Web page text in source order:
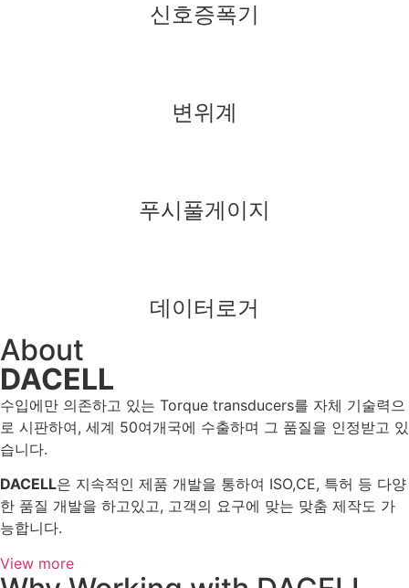
신호증폭기
변위계
푸시풀게이지
데이터로거
About
DACELL
수입에만 의존하고 있는 Torque transducers를 자체 기술력으
로 시판하여, 세계 50여개국에 수출하며 그 품질을 인정받고 있
습니다.
DACELL은 지속적인 제품 개발을 통하여 ISO,CE, 특허 등 다양
한 품질 개발을 하고있고, 고객의 요구에 맞는 맞춤 제작도 가
능합니다.
View more